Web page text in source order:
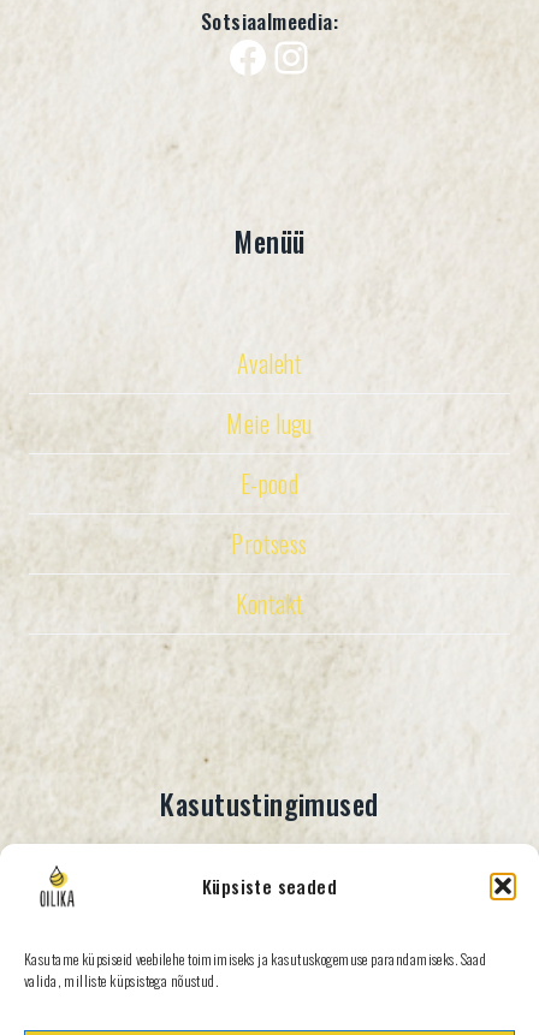
Küpsiste seaded
Kasutame küpsiseid veebilehe toimimiseks ja kasutuskogemuse parandamiseks. Saad
valida, milliste küpsistega nõustud.
Sotsiaalmeedia:
Facebook
Instagram
Menüü
Avaleht
Meie lugu
E-pood
Protsess
Kontakt
Kasutustingimused
Privaatsuspoliitika